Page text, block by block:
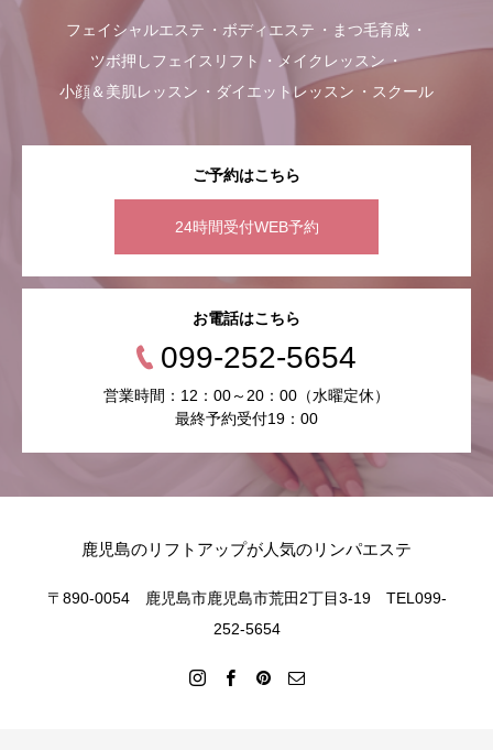
フェイシャルエステ ボディエステ
まつ毛育成
ツボ押しフェイスリフト
メイクレッスン
小顔＆美肌レッスン
ダイエットレッスン スクール
ご予約はこちら
24時間受付WEB予約
お電話はこちら
099-252-5654
営業時間：12：00～20：00（水曜定休）
最終予約受付19：00
鹿児島のリフトアップが人気のリンパエステ
〒890-0054 鹿児島市鹿児島市荒田2丁目3-19 TEL099-
252-5654